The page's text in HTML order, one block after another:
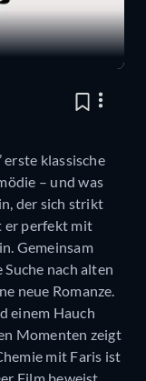
klassische
– und was
der sich strikt
er perfekt mit
Gemeinsam
nach alten
neue Romanze.
einem Hauch
Momenten zeigt
mit Faris ist